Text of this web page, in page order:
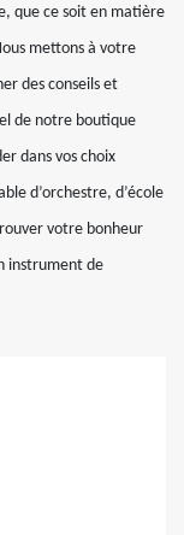
que ce soit en matière
mettons à votre
des conseils et
de notre boutique
dans vos choix
d’orchestre, d’école
votre bonheur
instrument de